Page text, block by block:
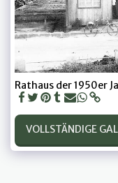
Rathaus der 1950er
VOLLSTÄNDIGE